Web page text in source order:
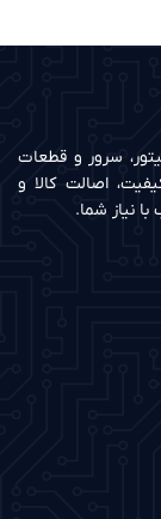
سرور و قطعات
اصالت کالا و
نیاز شما.